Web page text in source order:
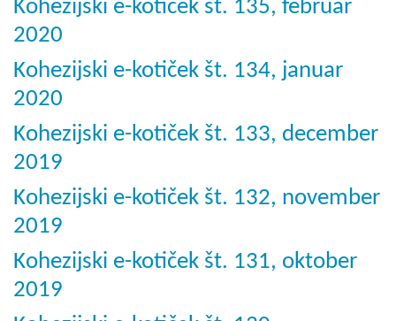
Kohezijski e-kotiček št. 135, februar
2020
Kohezijski e-kotiček št. 134, januar
2020
Kohezijski e-kotiček št. 133, december
2019
Kohezijski e-kotiček št. 132, november
2019
Kohezijski e-kotiček št. 131, oktober
2019